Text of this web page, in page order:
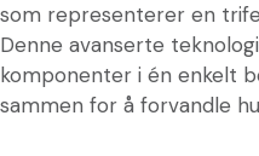
som representerer en
Denne avanserte
komponenter i én enkelt
sammen for å forvandle